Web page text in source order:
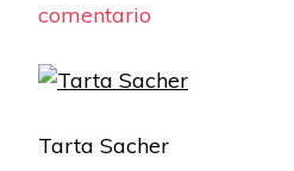
comentario
Sacher-
Tarta Sacher